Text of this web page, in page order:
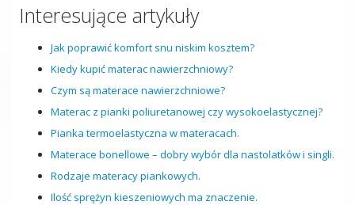
Interesujące artykuły
Jak poprawić komfort snu niskim kosztem?
Kiedy kupić materac nawierzchniowy?
Czym są materace nawierzchniowe?
Materac z pianki poliuretanowej czy wysokoelastycznej?
Pianka termoelastyczna w materacach.
Materace bonellowe – dobry wybór dla nastolatków i singli.
Rodzaje materacy piankowych.
Ilość sprężyn kieszeniowych ma znaczenie.